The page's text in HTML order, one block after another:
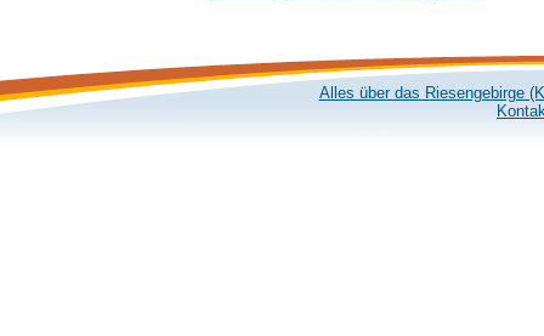
Alles über das Riesengebirge